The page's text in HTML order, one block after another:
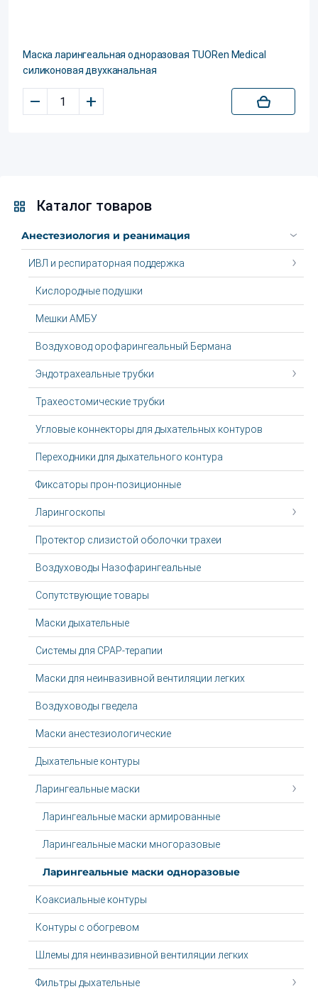
Маска ларингеальная одноразовая TUORen Medical
силиконовая двухканальная
– +
Каталог товаров
Анестезиология и реанимация
ИВЛ и респираторная поддержка
Кислородные подушки
Мешки АМБУ
Воздуховод орофарингеальный Бермана
Эндотрахеальные трубки
Трахеостомические трубки
Угловые коннекторы для дыхательных контуров
Переходники для дыхательного контура
Фиксаторы прон-позиционные
Ларингоскопы
Протектор слизистой оболочки трахеи
Воздуховоды Назофарингеальные
Сопутствующие товары
Маски дыхательные
Системы для CPAP-терапии
Маски для неинвазивной вентиляции легких
Воздуховоды гведела
Маски анестезиологические
Дыхательные контуры
Ларингеальные маски
Ларингеальные маски армированные
Ларингеальные маски многоразовые
Ларингеальные маски одноразовые
Коаксиальные контуры
Контуры с обогревом
Шлемы для неинвазивной вентиляции легких
Фильтры дыхательные